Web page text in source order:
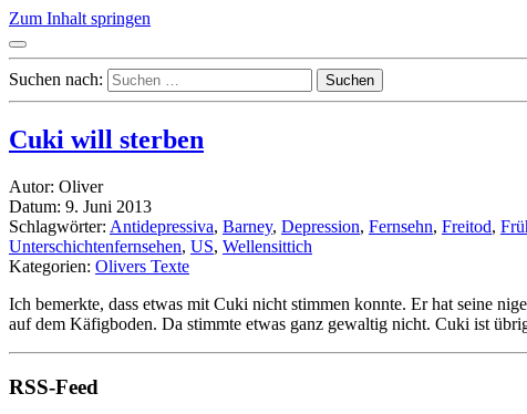
Zum Inhalt springen
Suchen nach:
Cuki will sterben
Autor: Oliver
Datum: 9. Juni 2013
Schlagwörter: Antidepressiva, Barney, Depression, Fernsehn, Freitod,
Unterschichtenfernsehen, US, Wellensittich
Kategorien: Olivers Texte
Ich bemerkte, dass etwas mit Cuki nicht stimmen konnte. Er hat seine
auf dem Käfigboden. Da stimmte etwas ganz gewaltig nicht. Cuki ist
RSS-Feed